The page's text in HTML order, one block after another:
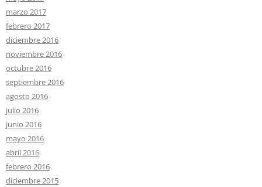
marzo 2017
febrero 2017
diciembre 2016
noviembre 2016
octubre 2016
septiembre 2016
agosto 2016
julio 2016
junio 2016
mayo 2016
abril 2016
febrero 2016
diciembre 2015